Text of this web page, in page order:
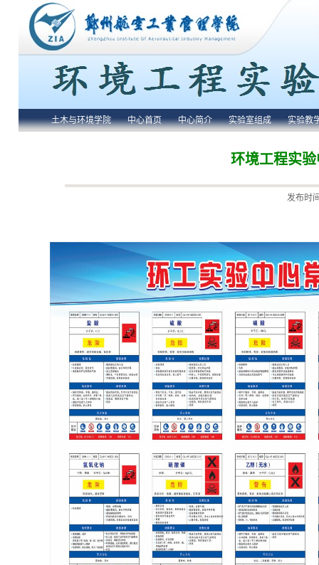
土木与环境学院 中心首页 中心简介 实验室组成 实验教
环境工程实
发布时